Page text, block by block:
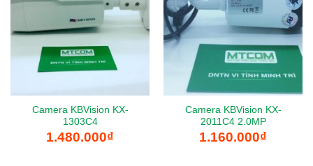
Camera KBVision KX-
1303C4
1.480.000₫
Camera KBVision KX-
2011C4 2.0MP
1.160.000₫